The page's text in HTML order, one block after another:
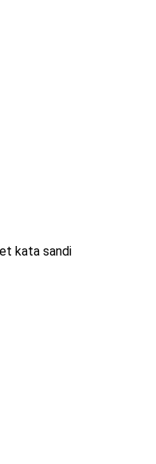
kata sandi